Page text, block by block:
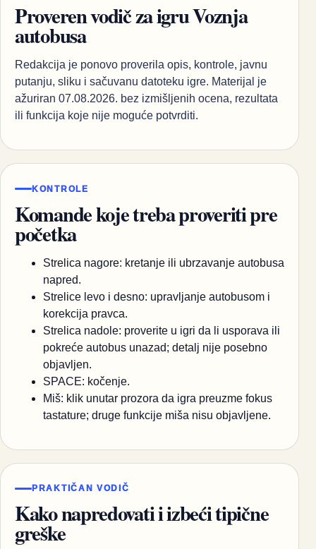
Proveren vodič za igru Voznja
autobusa
Redakcija je ponovo proverila opis, kontrole, javnu
putanju, sliku i sačuvanu datoteku igre. Materijal je
ažuriran 07.08.2026. bez izmišljenih ocena, rezultata
ili funkcija koje nije moguće potvrditi.
KONTROLE
Komande koje treba proveriti pre
početka
Strelica nagore: kretanje ili ubrzavanje autobusa
napred.
Strelice levo i desno: upravljanje autobusom i
korekcija pravca.
Strelica nadole: proverite u igri da li usporava ili
pokreće autobus unazad; detalj nije posebno
objavljen.
SPACE: kočenje.
Miš: klik unutar prozora da igra preuzme fokus
tastature; druge funkcije miša nisu objavljene.
PRAKTIČAN VODIČ
Kako napredovati i izbeći tipične
greške